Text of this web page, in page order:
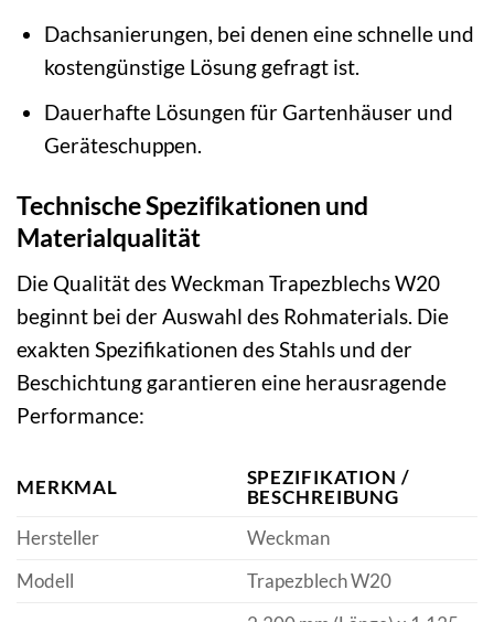
Dachsanierungen, bei denen eine schnelle und
kostengünstige Lösung gefragt ist.
Dauerhafte Lösungen für Gartenhäuser und
Geräteschuppen.
Technische Spezifikationen und
Materialqualität
Die Qualität des Weckman Trapezblechs W20
beginnt bei der Auswahl des Rohmaterials. Die
exakten Spezifikationen des Stahls und der
Beschichtung garantieren eine herausragende
Performance:
MERKMAL
SPEZIFIKATION /
BESCHREIBUNG
Hersteller
Weckman
Modell
Trapezblech W20